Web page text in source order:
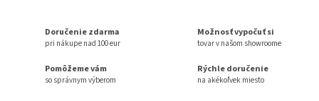
Doručenie zdarma
pri nákupe nad 100 eur
Možnosť vypočuť si
tovar v našom showroome
Pomôžeme vám
so správnym výberom
Rýchle doručenie
na akékoľvek miesto